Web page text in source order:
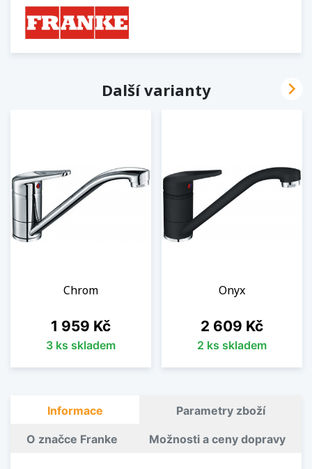
Další varianty
Chrom
Cena
1 959 Kč
3 ks skladem
Onyx
Cena
2 609 Kč
2 ks skladem

Informace Parametry zboží
O značce Franke Možnosti a ceny dopravy